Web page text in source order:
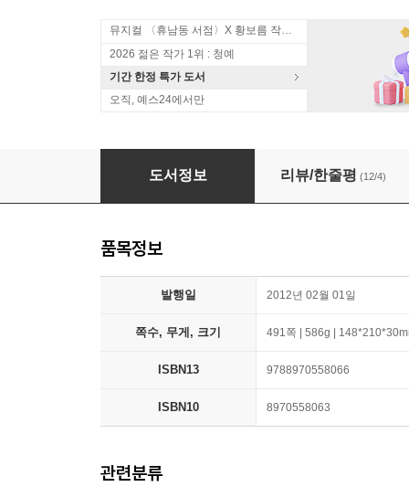
뮤지컬 〈휴남동 서점〉X 황보름 작가 북토크
2026 젊은 작가 1위 : 청예
기간 한정 특가 도서
오직, 예스24에서만
백년 동안의 고독
도서정보 리뷰/한줄평 (12/4)
품목정보
발행일 2012년 02월 01일
쪽수, 무게, 크기 491쪽 | 586g |
ISBN13 9788970558066
ISBN10 8970558063
관련분류